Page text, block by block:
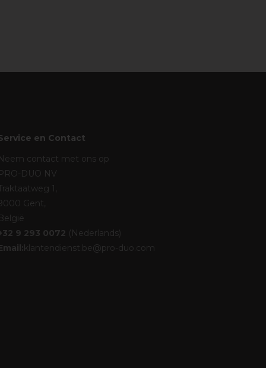
en Contact
contact met ons op
DUO NV
1,
Gent,
9 293 0072 (Nederlands)
klantendienst.be@pro-duo.com